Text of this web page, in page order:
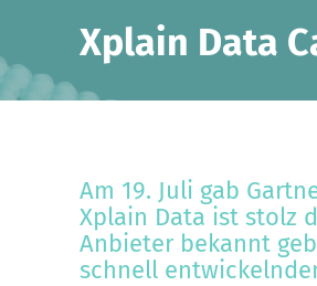
Xplain Data
Am 19. Juli gab
Xplain Data ist stolz
Anbieter bekannt
schnell